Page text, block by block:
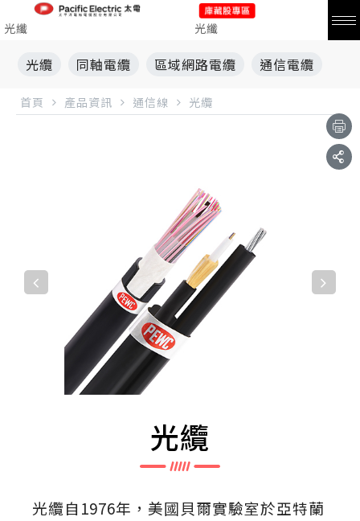
光纖 光纖
光纜 同軸電纜 區域網路電纜 通信電纜
首頁 產品資訊 通信線 光纜
光纜
光纜自1976年，美國貝爾實驗室於亞特蘭